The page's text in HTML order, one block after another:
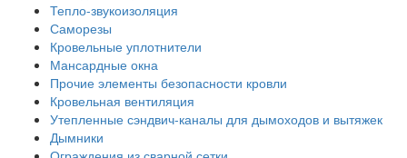
Тепло-звукоизоляция
Саморезы
Кровельные уплотнители
Мансардные окна
Прочие элементы безопасности кровли
Кровельная вентиляция
Утепленные сэндвич-каналы для дымоходов и вытяжек
Дымники